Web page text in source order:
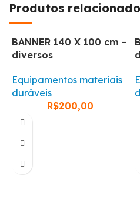
Produtos
BANNER 140 X 100 cm –
diversos
Equipamentos materiais
duráveis
R$200,00